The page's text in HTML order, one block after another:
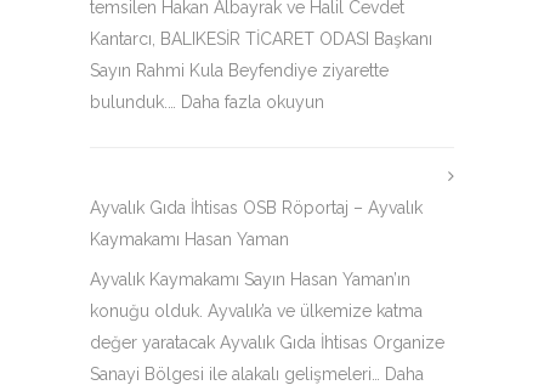
temsilen Hakan Albayrak ve Halil Cevdet
Kantarcı, BALIKESİR TİCARET ODASI Başkanı
Sayın Rahmi Kula Beyfendiye ziyarette
bulunduk.…
Daha fazla okuyun
Ayvalık Gıda İhtisas OSB Röportaj – Ayvalık
Kaymakamı Hasan Yaman
Ayvalık Kaymakamı Sayın Hasan Yaman’ın
konuğu olduk. Ayvalık’a ve ülkemize katma
değer yaratacak Ayvalık Gıda İhtisas Organize
Sanayi Bölgesi ile alakalı gelişmeleri…
Daha